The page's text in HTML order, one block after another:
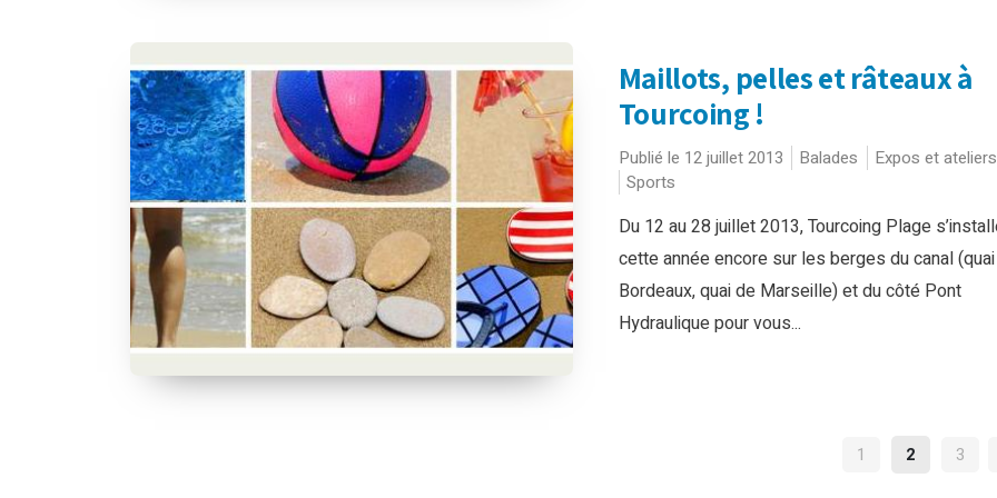
Maillots, pelles et râteaux à
Tourcoing !
Publié le 12 juillet 2013 Balades
Expos et ateliers
Sports
Du 12 au 28 juillet 2013, Tourcoing Plage
cette année encore sur les berges du canal
Bordeaux, quai de Marseille) et du côté Pont
Hydraulique pour vous...
1 2 3